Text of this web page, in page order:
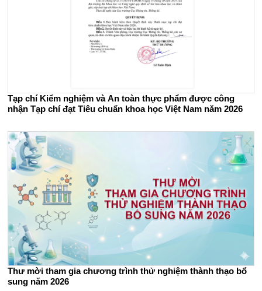
Tạp chí Kiểm nghiệm và An toàn thực phẩm được công
nhận Tạp chí đạt Tiêu chuẩn khoa học Việt Nam năm 2026
Thư mời tham gia chương trình thử nghiệm thành thạo bổ
sung năm 2026